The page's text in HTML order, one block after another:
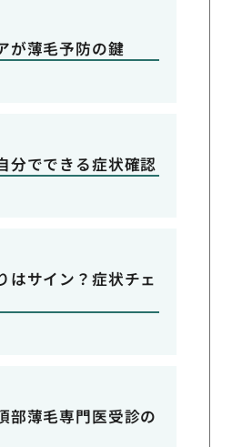
が薄毛予防の鍵
分でできる症状確認
はサイン？症状チェ
部薄毛専門医受診の